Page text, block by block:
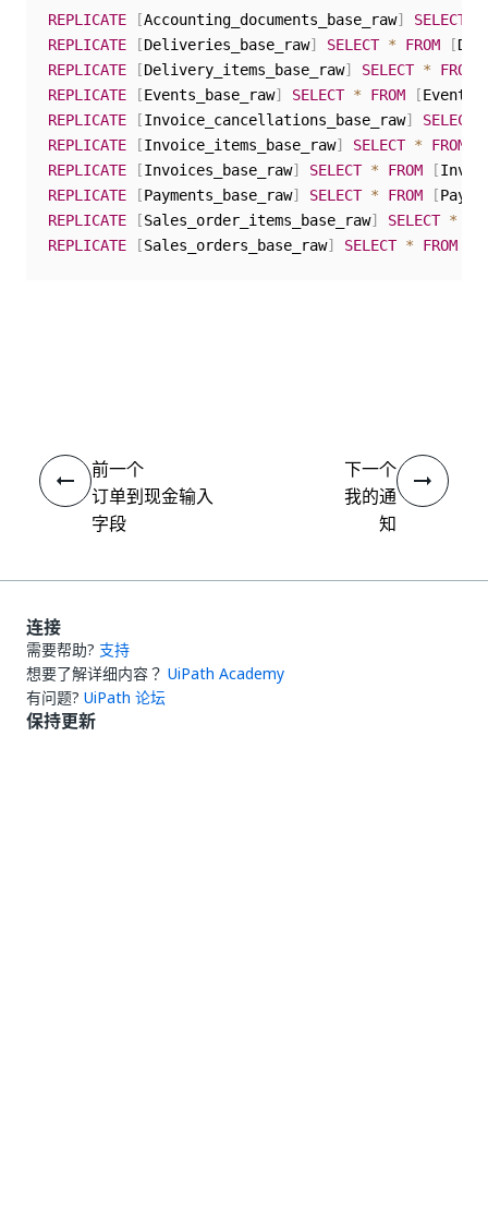
REPLICATE [Accounting_documents_base_raw] SELECT
REPLICATE
[Deliveries_base_raw] SELECT * FROM [
REPLICATE
[Delivery_items_base_raw] SELECT * FROM
REPLICATE
[Events_base_raw] SELECT * FROM [
REPLICATE
[Invoice_cancellations_base_raw] SELECT
REPLICATE
[Invoice_items_base_raw] SELECT * FROM
REPLICATE
[Invoices_base_raw] SELECT * FROM [
REPLICATE
[Payments_base_raw] SELECT * FROM [
REPLICATE
[Sales_order_items_base_raw] SELECT *
REPLICATE
[Sales_orders_base_raw] SELECT * FROM
前一个
订单到现金输入
字段
下一个
我的通
知
连接
需要帮助? 支持
想要了解详细内容？ UiPath Academy
有问题? UiPath 论坛
保持更新